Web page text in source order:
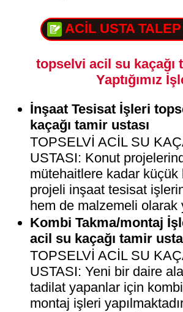
ACİL USTA
topselvi acil su kaçağı
Yaptığımız
İnşaat Tesisat İşleri
kaçağı tamir ustası
TOPSELVİ ACİL SU
USTASI: Konut
mütehaitlere kadar küçük
projeli inşaat tesisat
hem de malzemeli olarak
Kombi Takma/montaj
acil su kaçağı tamir
TOPSELVİ ACİL SU
USTASI: Yeni bir daire
tadilat yapanlar için
montaj işleri